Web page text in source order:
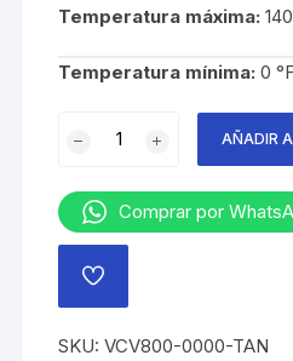
Temperatura máxima:
Temperatura mínima: 0
WL
WF
TAN..
AÑADIR
Comprar por
AÑADIR
LISTA
DE
SKU:VCV800-0000-TAN